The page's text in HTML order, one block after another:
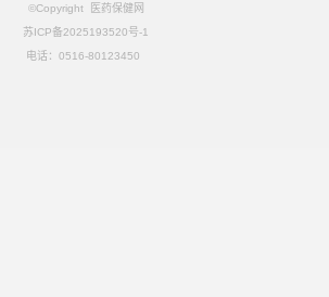
©Copyright 医药保健网
苏ICP备2025193520号-1
电话： 0516-80123450